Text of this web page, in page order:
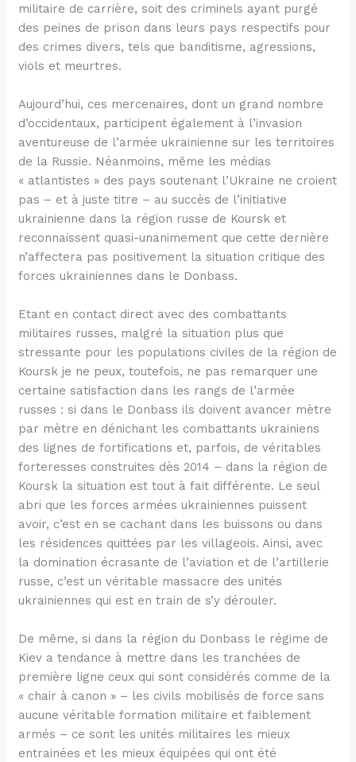
militaire de carrière, soit des criminels ayant purgé
des peines de prison dans leurs pays respectifs pour
des crimes divers, tels que banditisme, agressions,
viols et meurtres.
Aujourd’hui, ces mercenaires, dont un grand nombre
d’occidentaux, participent également à l’invasion
aventureuse de l’armée ukrainienne sur les territoires
de la Russie. Néanmoins, même les médias
« atlantistes » des pays soutenant l’Ukraine ne croient
pas – et à juste titre – au succès de l’initiative
ukrainienne dans la région russe de Koursk et
reconnaissent quasi-unanimement que cette dernière
n’affectera pas positivement la situation critique des
forces ukrainiennes dans le Donbass.
Etant en contact direct avec des combattants
militaires russes, malgré la situation plus que
stressante pour les populations civiles de la région de
Koursk je ne peux, toutefois, ne pas remarquer une
certaine satisfaction dans les rangs de l’armée
russes : si dans le Donbass ils doivent avancer mètre
par mètre en dénichant les combattants ukrainiens
des lignes de fortifications et, parfois, de véritables
forteresses construites dès 2014 – dans la région de
Koursk la situation est tout à fait différente. Le seul
abri que les forces armées ukrainiennes puissent
avoir, c’est en se cachant dans les buissons ou dans
les résidences quittées par les villageois. Ainsi, avec
la domination écrasante de l’aviation et de l’artillerie
russe, c’est un véritable massacre des unités
ukrainiennes qui est en train de s’y dérouler.
De même, si dans la région du Donbass le régime de
Kiev a tendance à mettre dans les tranchées de
première ligne ceux qui sont considérés comme de la
« chair à canon » – les civils mobilisés de force sans
aucune véritable formation militaire et faiblement
armés – ce sont les unités militaires les mieux
entrainées et les mieux équipées qui ont été